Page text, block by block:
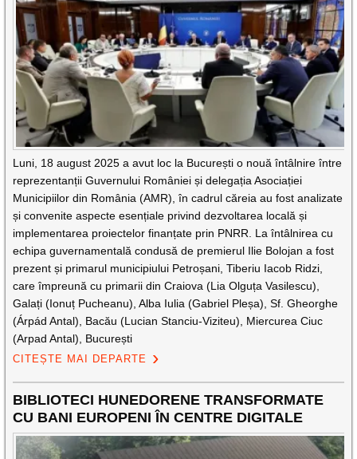
Luni, 18 august 2025 a avut loc la București o nouă întâlnire între
reprezentanții Guvernului României și delegația Asociației
Municipiilor din România (AMR), în cadrul căreia au fost analizate
și convenite aspecte esențiale privind dezvoltarea locală și
implementarea proiectelor finanțate prin PNRR. La întâlnirea cu
echipa guvernamentală condusă de premierul Ilie Bolojan a fost
prezent și primarul municipiului Petroșani, Tiberiu Iacob Ridzi,
care împreună cu primarii din Craiova (Lia Olguța Vasilescu),
Galați (Ionuț Pucheanu), Alba Iulia (Gabriel Pleșa), Sf. Gheorghe
(Árpád Antal), Bacău (Lucian Stanciu-Viziteu), Miercurea Ciuc
(Arpad Antal), București
CITEȘTE MAI DEPARTE
BIBLIOTECI HUNEDORENE TRANSFORMATE
CU BANI EUROPENI ÎN CENTRE DIGITALE